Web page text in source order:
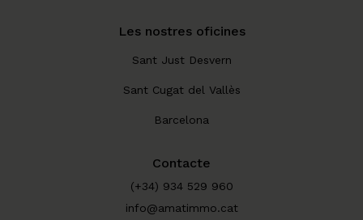
Les nostres oficines
Sant Just Desvern
Sant Cugat del Vallès
Barcelona
Contacte
(+34) 934 529 960
info@amatimmo.cat